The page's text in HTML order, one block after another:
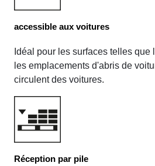
accessible aux voitures
Idéal pour les surfaces telles que
les emplacements d'abris de
circulent des voitures.
Réception par pile